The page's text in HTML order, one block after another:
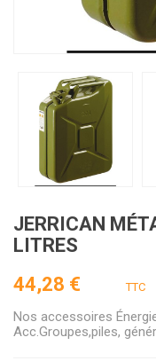
JERRICAN
LITRES
44,28 €
TTC
Nos accessoires
Acc.Groupes,piles,